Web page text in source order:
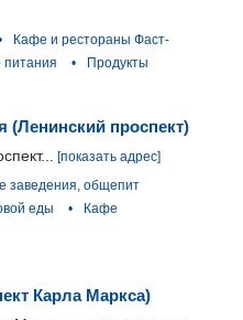
Кафе и рестораны Фаст-
питания •
Продукты
(Ленинский проспект)
[показать адрес]
заведения, общепит
еды •
Кафе
Карла Маркса)